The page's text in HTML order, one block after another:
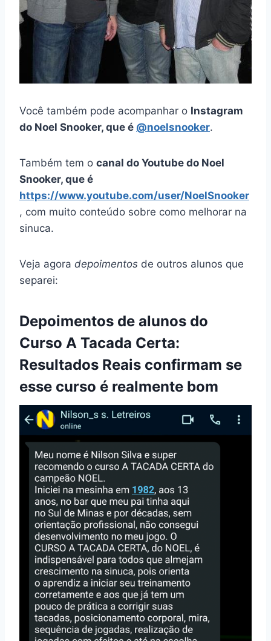
Você também pode acompanhar o Instagram
do Noel Snooker, que é @noelsnooker.
Também tem o canal do Youtube do Noel
Snooker, que é
https://www.youtube.com/user/NoelSnooker
, com muito conteúdo sobre como melhorar na
sinuca.
Veja agora depoimentos de outros alunos que
separei:
Depoimentos de alunos do
Curso A Tacada Certa:
Resultados Reais confirmam se
esse curso é realmente bom